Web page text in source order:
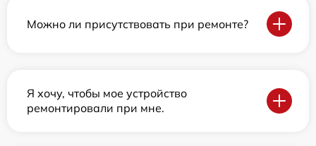
Можно ли присутствовать при ремонте?
Я хочу, чтобы мое устройство
ремонтировали при мне.